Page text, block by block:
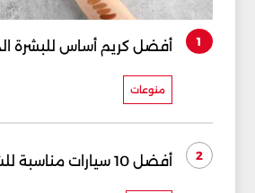
1 أفضل كريم أساس للبشرة
منوعات
2 أفضل 10 سيارات مناسبة للشباب